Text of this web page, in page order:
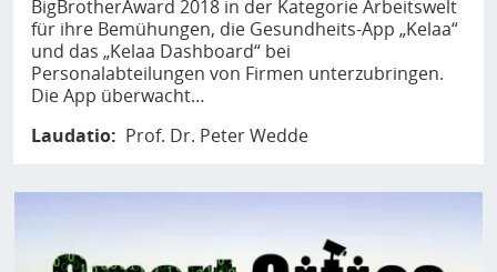
BigBrotherAward 2018 in der Kategorie Arbeitswelt
für ihre Bemühungen, die Gesundheits-App „Kelaa“
und das „Kelaa Dashboard“ bei
Personalabteilungen von Firmen unterzubringen.
Die App überwacht…
Laudatio
Prof. Dr. Peter Wedde
Bild